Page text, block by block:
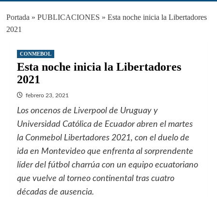
Portada » PUBLICACIONES » Esta noche inicia la Libertadores
2021
CONMEBOL
Esta noche inicia la Libertadores
2021
febrero 23, 2021
Los oncenos de Liverpool de Uruguay y
Universidad Católica de Ecuador abren el martes
la Conmebol Libertadores 2021, con el duelo de
ida en Montevideo que enfrenta al sorprendente
líder del fútbol charrúa con un equipo ecuatoriano
que vuelve al torneo continental tras cuatro
décadas de ausencia.